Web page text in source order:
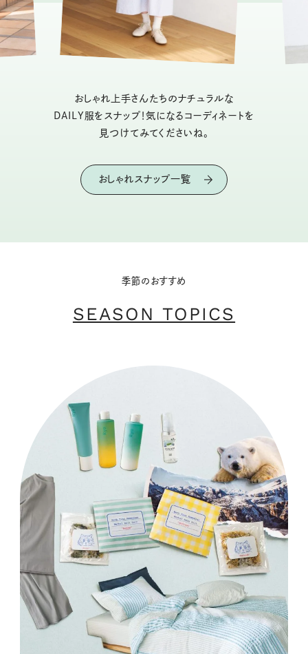
おしゃれ上手さんたちのナチュラルな
DAILY服をスナップ！気になるコーディネートを
見つけてみてくださいね。
おしゃれスナップ一覧
季節のおすすめ
SEASON TOPICS